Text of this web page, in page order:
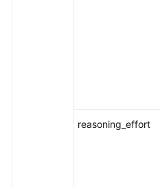
reasoning_effort